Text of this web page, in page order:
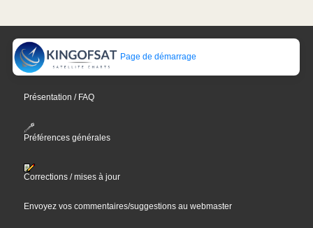
Page de démarrage
Présentation / FAQ
Préférences générales
Corrections / mises à jour
Envoyez vos commentaires/suggestions au webmaster